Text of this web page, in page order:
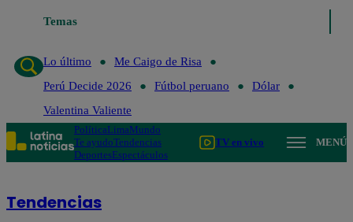
Temas
Lo último
Me Caigo de Risa
Perú Decide 2026
Fútbol peruano
Dólar
Valentina Valiente
PolíticaLimaMundo
Te ayudoTendencias
DeportesEspectáculos
TV en vivo MENÚ
Tendencias